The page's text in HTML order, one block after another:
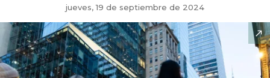
jueves, 19 de septiembre de 2024